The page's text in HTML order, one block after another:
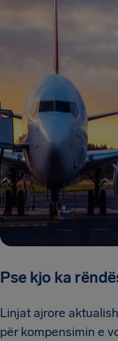
Pse kjo ka
Linjat ajrore
për kompensimin e